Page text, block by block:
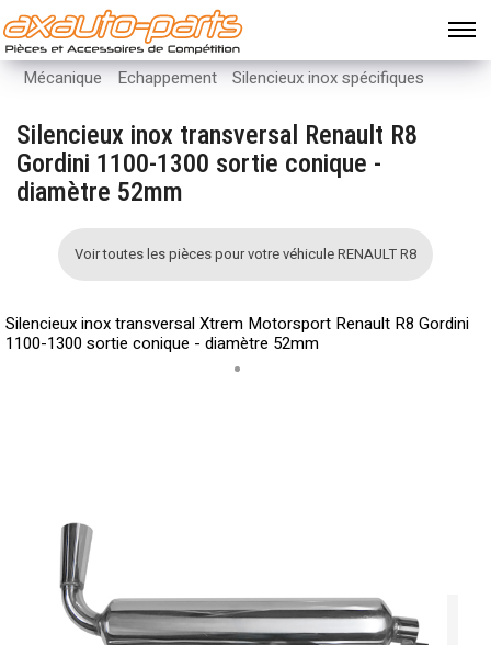
Mécanique Echappement Silencieux inox spécifiques
Silencieux inox transversal Renault R8
Gordini 1100-1300 sortie conique -
diamètre 52mm
Voir toutes les pièces pour votre véhicule RENAULT R8
Silencieux inox transversal Xtrem Motorsport Renault R8 Gordini
1100-1300 sortie conique - diamètre 52mm